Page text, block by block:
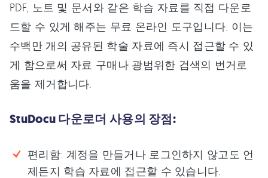
PDF, 노트 및 문서와 같은 학습 자료를 직접 다운로
드할 수 있게 해주는 무료 온라인 도구입니다. 이는
수백만 개의 공유된 학술 자료에 즉시 접근할 수 있
게 함으로써 자료 구매나 광범위한 검색의 번거로
움을 제거합니다.
StuDocu 다운로더 사용의 장점:
편리함: 계정을 만들거나 로그인하지 않고도 언
제든지 학습 자료에 접근할 수 있습니다.